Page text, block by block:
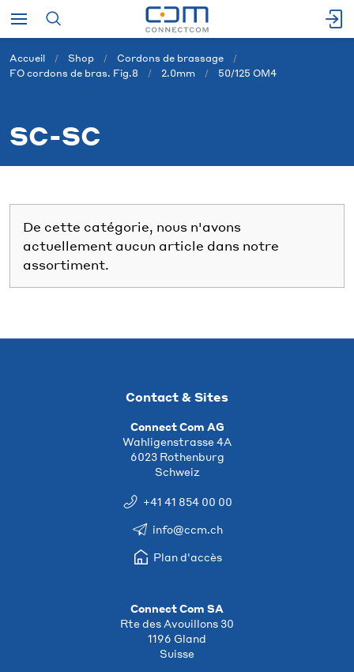
Accueil Shop
Cordons de brassage
FO cordons de bras. Fig.8
2.0mm 50/125 OM4
SC-SC
De cette catégorie, nous n'avons
actuellement aucun article dans notre
assortiment.
Contact & Sites
Connect Com AG
Wahligenstrasse 4A
6023 Rothenburg
Schweiz
+41 41 854 00 00
info@ccm.ch
Plan d'accès
Connect Com SA
Rte des Avouillons 30
1196 Gland
Suisse